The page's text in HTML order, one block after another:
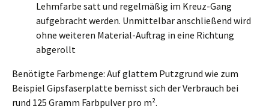
Lehmfarbe satt und regelmäßig im Kreuz-Gang
aufgebracht werden. Unmittelbar anschließend wird
ohne weiteren Material-Auftrag in eine Richtung
abgerollt
Benötigte Farbmenge: Auf glattem Putzgrund wie zum
Beispiel Gipsfaserplatte bemisst sich der Verbrauch bei
rund 125 Gramm Farbpulver pro m².